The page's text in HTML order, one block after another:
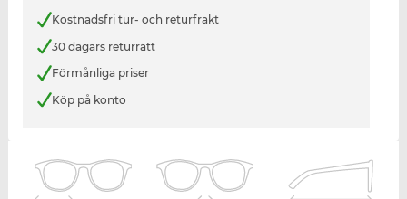
Kostnadsfri tur- och returfrakt
30 dagars returrätt
Förmånliga priser
Köp på konto